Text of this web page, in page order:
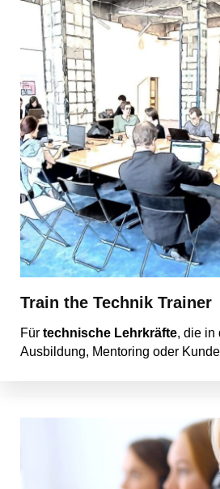
Train the Technik Trainer
Für technische Lehrkräfte, die in
Ausbildung, Mentoring oder